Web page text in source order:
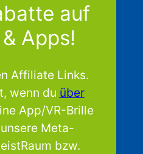
auf
Apps!
Affiliate Links.
wenn du über
App/VR-Brille
Meta-
bzw.